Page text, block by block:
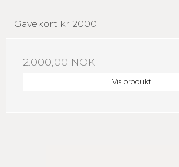
Gavekort kr 2000
2.000,00 NOK
Vis produkt